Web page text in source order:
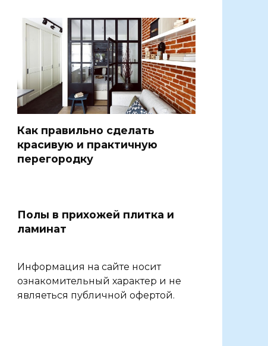
Как правильно сделать
красивую и практичную
перегородку
Полы в прихожей плитка и
ламинат
Информация на сайте носит
ознакомительный характер и не
являеться публичной офертой.